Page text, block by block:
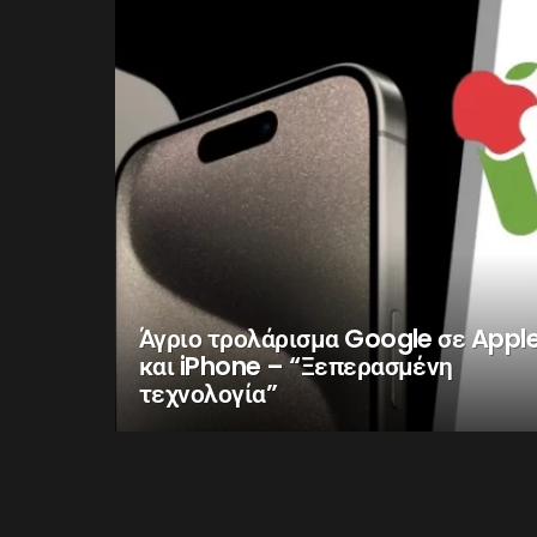
Άγριο τρολάρισμα Google σε
και iPhone – “Ξεπερασμένη
τεχνολογία”